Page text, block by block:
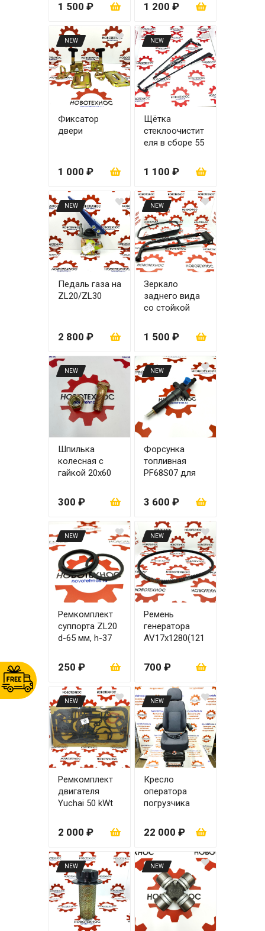
1 500 ₽ 1 200 ₽
NEW
Фиксатор
двери
1 000 ₽
NEW
Щётка
стеклоочистит
еля в сборе 55
1 100 ₽
NEW
Педаль газа на
ZL20/ZL30
2 800 ₽
NEW
Зеркало
заднего вида
со стойкой
ZL20/ZL30
1 500 ₽
NEW
Шпилька
колесная с
гайкой 20x60
300 ₽
NEW
Форсунка
топливная
PF68S07 для
YCD4R11G-68,
Yuchai 85 kWt
YCD4J22T-115
3 600 ₽
NEW
Ремкомплект
суппорта ZL20
d-65 мм, h-37
пыльник)
250 ₽
NEW
Ремень
генератора
AV17х1280(121
68
700 ₽
NEW
Ремкомплект
двигателя
Yuchai 50 kWt
2 000 ₽
NEW
Кресло
оператора
погрузчика
22 000 ₽
NEW NEW